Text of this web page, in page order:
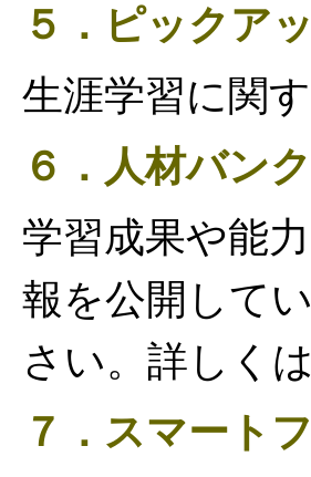
５．ピックア
生涯学習に関
６．人材バン
学習成果や能
報を公開して
さい。詳しくは
７．スマート